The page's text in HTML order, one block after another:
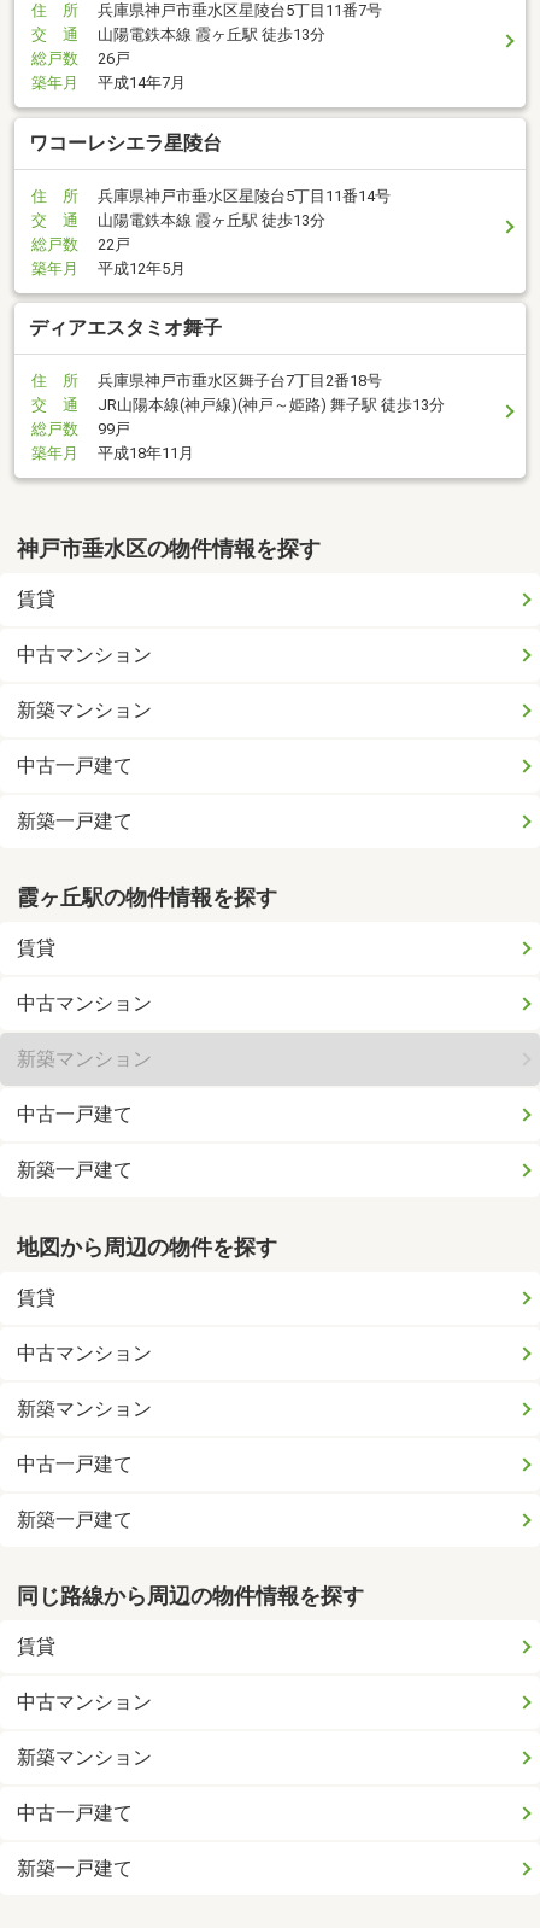
住 所
兵庫県神戸市垂水区星陵台5丁目11番7号
交 通
山陽電鉄本線 霞ヶ丘駅 徒歩13分
総戸数
26戸
築年月
平成14年7月
ワコーレシエラ星陵台
住 所
兵庫県神戸市垂水区星陵台5丁目11番14号
交 通
山陽電鉄本線 霞ヶ丘駅 徒歩13分
総戸数
22戸
築年月
平成12年5月
ディアエスタミオ舞子
住 所
兵庫県神戸市垂水区舞子台7丁目2番18号
交 通
JR山陽本線(神戸線)(神戸～姫路) 舞子駅 徒歩13分
総戸数
99戸
築年月
平成18年11月
神戸市垂水区の物件情報を探す
賃貸
中古マンション
新築マンション
中古一戸建て
新築一戸建て
霞ヶ丘駅の物件情報を探す
賃貸
中古マンション
新築マンション
中古一戸建て
新築一戸建て
地図から周辺の物件を探す
賃貸
中古マンション
新築マンション
中古一戸建て
新築一戸建て
同じ路線から周辺の物件情報を探す
賃貸
中古マンション
新築マンション
中古一戸建て
新築一戸建て